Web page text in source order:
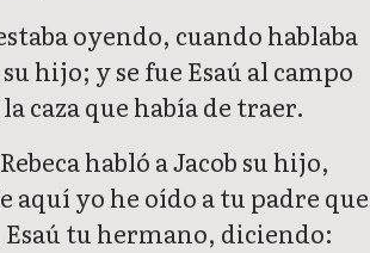
oyendo, cuando hablaba
su hijo; y se fue Esaú al campo
caza que había de traer.
habló a Jacob su hijo,
aquí yo he oído a tu padre que
Esaú tu hermano, diciendo: